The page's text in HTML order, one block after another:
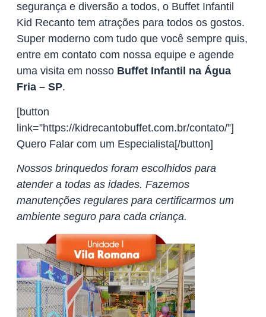
segurança e diversão a todos, o Buffet Infantil
Kid Recanto tem atrações para todos os gostos.
Super moderno com tudo que você sempre quis,
entre em contato com nossa equipe e agende
uma visita em nosso Buffet Infantil na Água
Fria – SP.
[button
link=”https://kidrecantobuffet.com.br/contato/”]
Quero Falar com um Especialista[/button]
Nossos brinquedos foram escolhidos para
atender a todas as idades. Fazemos
manutenções regulares para certificarmos um
ambiente seguro para cada criança.